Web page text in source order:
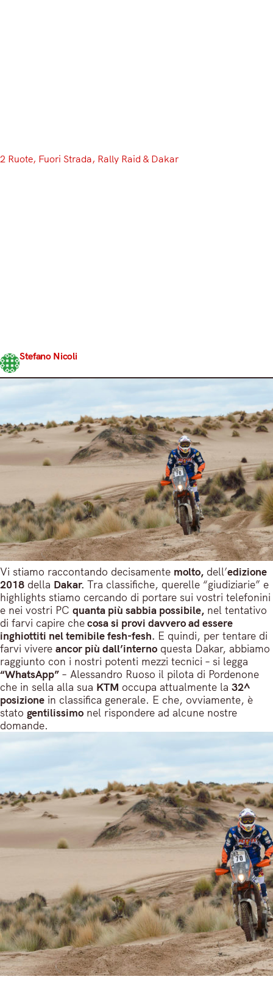
2 Ruote, Fuori Strada, Rally Raid & Dakar
Stefano Nicoli
Vi stiamo raccontando decisamente molto, dell’edizione
2018 della Dakar. Tra classifiche, querelle “giudiziarie” e
highlights stiamo cercando di portare sui vostri telefonini
e nei vostri PC quanta più sabbia possibile, nel tentativo
di farvi capire checosa si provi davvero ad essere
inghiottiti nel temibile fesh-fesh. E quindi, per tentare di
farvi vivere ancor più dall’interno questa Dakar, abbiamo
raggiunto con i nostri potenti mezzi tecnici – si legga
“WhatsApp” – Alessandro Ruoso il pilota di Pordenone
che in sella alla sua KTM occupa attualmente la 32^
posizione in classifica generale. E che, ovviamente, è
stato gentilissimo nel rispondere ad alcune nostre
domande.